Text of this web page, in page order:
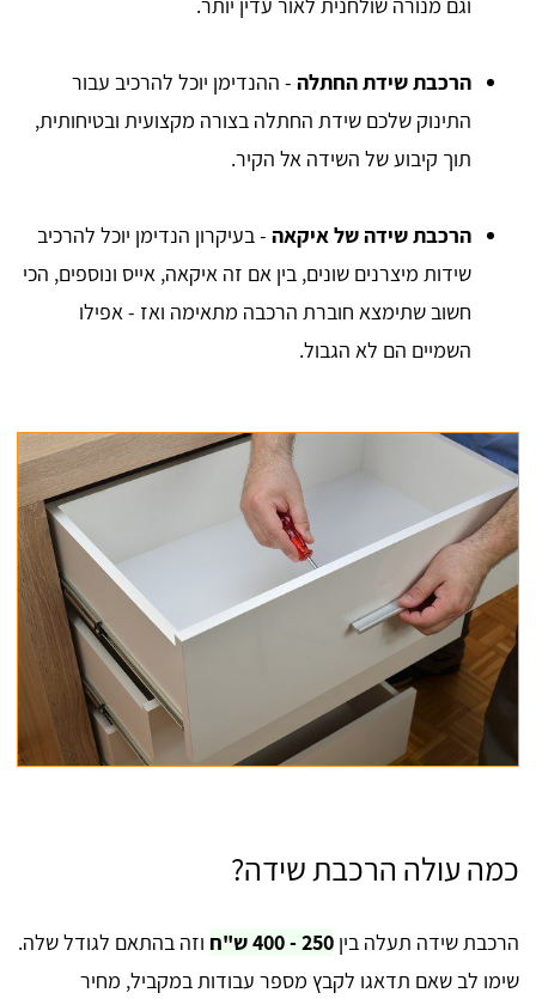
וגם מנורה שולחנית לאור עדין יותר.
הרכבת שידת החתלה - ההנדימן יוכל להרכיב עבור
התינוק שלכם שידת החתלה בצורה מקצועית ובטיחותית,
תוך קיבוע של השידה אל הקיר.
הרכבת שידה של איקאה - בעיקרון הנדימן יוכל להרכיב
שידות מיצרנים שונים, בין אם זה איקאה, אייס ונוספים, הכי
חשוב שתימצא חוברת הרכבה מתאימה ואז - אפילו
השמיים הם לא הגבול.
כמה עולה הרכבת שידה?
הרכבת שידה תעלה בין 250 - 400 ש"ח
וזה בהתאם לגודל שלה.
שימו לב שאם תדאגו לקבץ מספר עבודות במקביל, מחיר